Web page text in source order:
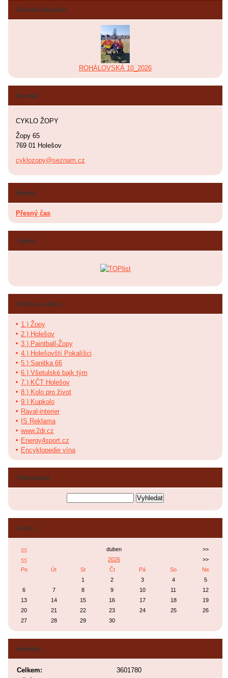
Poslední fotografie
ROHÁLOVSKÁ 10_2026
Kontakt
CYKLO ŽOPY
Žopy 65
769 01 Holešov
cyklozopy@seznam.cz
Hodiny
Přesný čas
Toplist
Oblíbené odkazy
1.) Žopy
2.) Holešov
3.) Paintball-Žopy
4.) Holešovští Pokalíšci
5.) Sanitka 66
6.) Všetulské bajk tým
7.) KČT Holešov
8.) Kolo pro život
9.) Kupkolo
Raval-interier
IS Reklama
www.2dr.cz
Energy4sport.cz
Encyklopedie vína
Vyhledávání
Archiv
<< duben
>>
<<
2026
>>
Po
Út St Čt Pá So
Ne
1
2 3 4
5
6
7 8 9 10 11
12
13
14 15 16 17 18
19
20
21 22 23 24 25
26
27
28 29 30
Statistiky
Celkem:
3601780